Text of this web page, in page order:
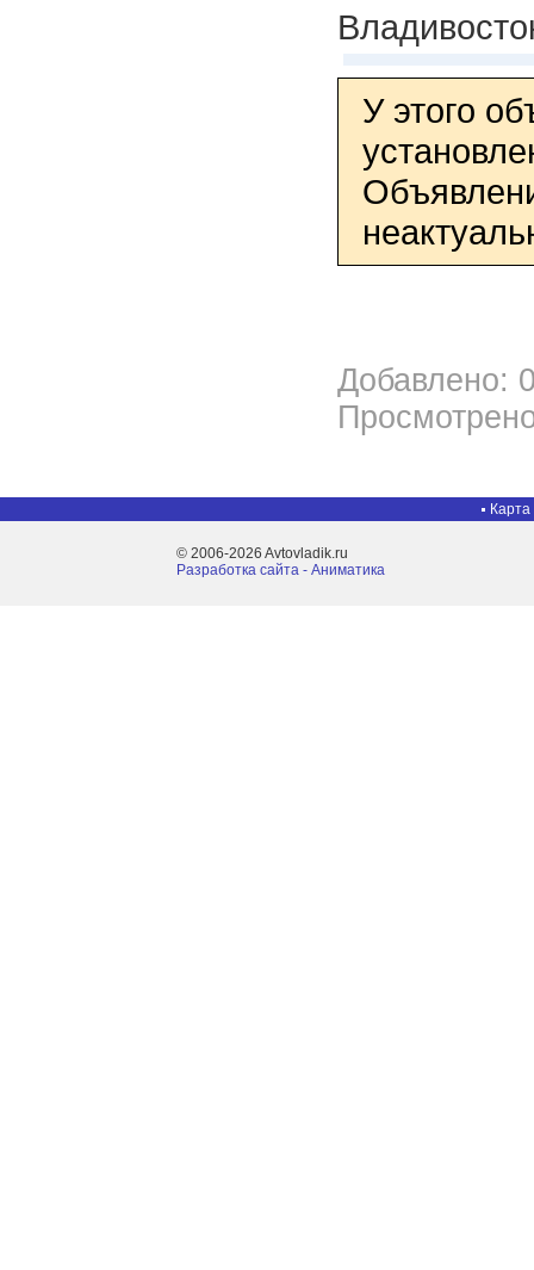
У этого
Добавлено:
Карта
© 2006-2026 Avtovladik.ru
Разработка сайта - Aниматика